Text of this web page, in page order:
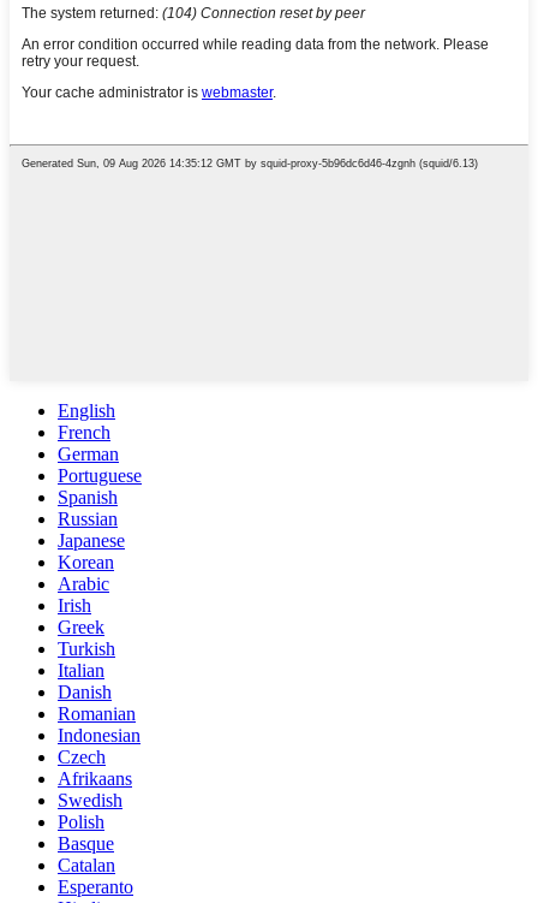
English
French
German
Portuguese
Spanish
Russian
Japanese
Korean
Arabic
Irish
Greek
Turkish
Italian
Danish
Romanian
Indonesian
Czech
Afrikaans
Swedish
Polish
Basque
Catalan
Esperanto